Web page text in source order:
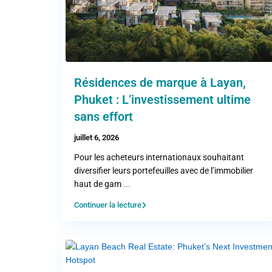
Résidences de marque à Layan,
Phuket : L’investissement ultime
sans effort
juillet 6, 2026
Pour les acheteurs internationaux souhaitant
diversifier leurs portefeuilles avec de l’immobilier
haut de gam ...
Continuer la lecture